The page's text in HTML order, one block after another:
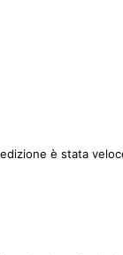
è stata